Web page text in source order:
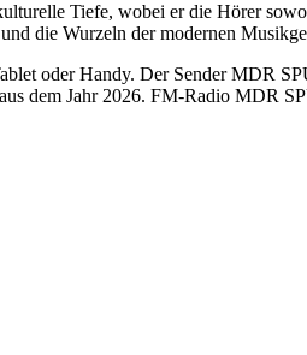
Tiefe, wobei er die Hörer
die Wurzeln der modernen
oder Handy. Der Sender MDR
dem Jahr 2026. FM-Radio MDR